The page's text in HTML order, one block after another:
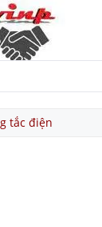
tắc điện